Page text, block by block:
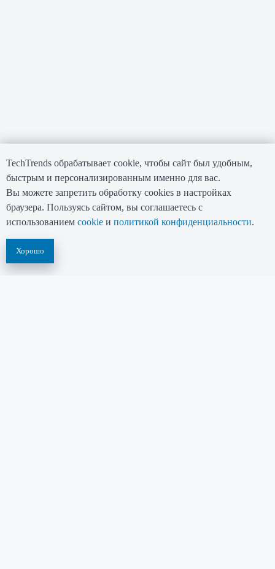
TechTrends обрабатывает cookie, чтобы сайт был удобным,
быстрым и персонализированным именно для вас.
Вы можете запретить обработку cookies в настройках
браузера. Пользуясь сайтом, вы соглашаетесь с
использованием cookie и политикой конфиденциальности.
Хорошо